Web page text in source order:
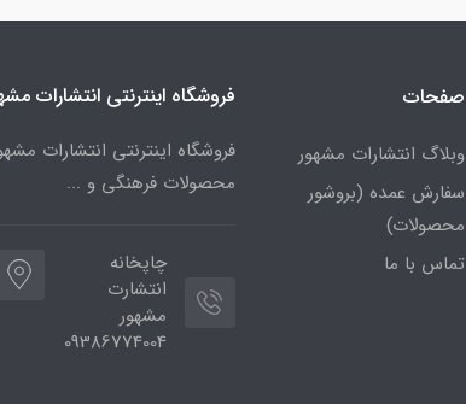
صفحات
وبلاگ انتشارات مشهور
سفارش عمده (بروشور
محصولات)
تماس با ما
فروشگاه اینترنتی انتشارات
فروشگاه اینترنتی انتشارات
محصولات فرهنگی و ...
چاپخانه
انتشارت
مشهور
09386774004